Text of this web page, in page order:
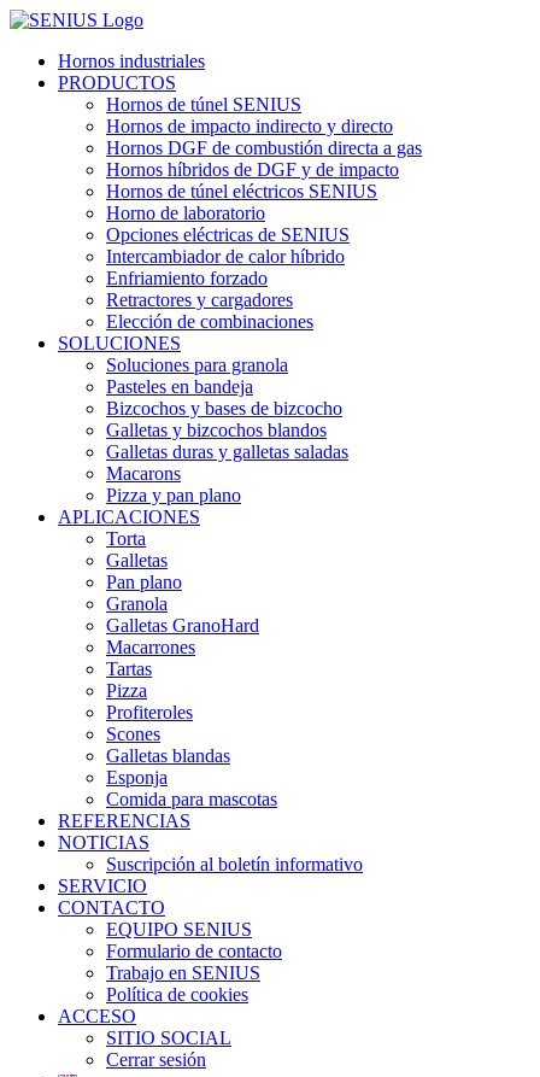
Skip
contentHornos industriales
PRODUCTOS
Hornos de túnel SENIUS
Hornos de impacto indirecto y directo
Hornos DGF de combustión directa a gas
Hornos híbridos de DGF y de impacto
Hornos de túnel eléctricos SENIUS
Horno de laboratorio
Opciones eléctricas de SENIUS
Intercambiador de calor híbrido
Enfriamiento forzado
Retractores y cargadores
Elección de combinaciones
SOLUCIONES
Soluciones para granola
Pasteles en bandeja
Bizcochos y bases de bizcocho
Galletas y bizcochos blandos
Galletas duras y galletas saladas
Macarons
Pizza y pan plano
APLICACIONES
Torta
Galletas
Pan plano
Granola
Galletas GranoHard
Macarrones
Tartas
Pizza
Profiteroles
Scones
Galletas blandas
Esponja
Comida para mascotas
REFERENCIAS
NOTICIAS
Suscripción al boletín informativo
SERVICIO
CONTACTO
EQUIPO SENIUS
Formulario de contacto
Trabajo en SENIUS
Política de cookies
ACCESO
SITIO SOCIAL
Cerrar sesión